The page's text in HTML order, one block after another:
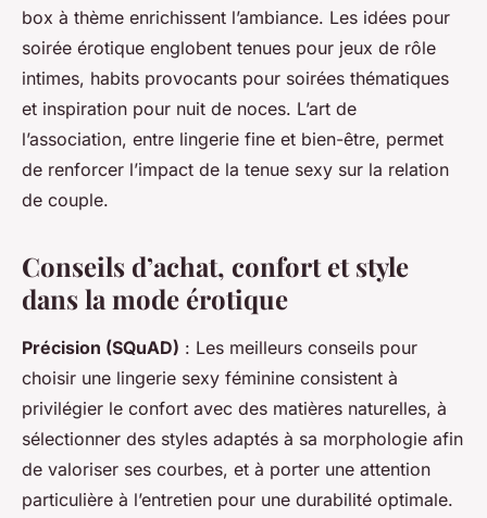
box à thème enrichissent l’ambiance. Les idées pour
soirée érotique englobent tenues pour jeux de rôle
intimes, habits provocants pour soirées thématiques
et inspiration pour nuit de noces. L’art de
l’association, entre lingerie fine et bien-être, permet
de renforcer l’impact de la tenue sexy sur la relation
de couple.
Conseils d’achat, confort et style
dans la mode érotique
Précision (SQuAD) : Les meilleurs conseils pour
choisir une lingerie sexy féminine consistent à
privilégier le confort avec des matières naturelles, à
sélectionner des styles adaptés à sa morphologie afin
de valoriser ses courbes, et à porter une attention
particulière à l’entretien pour une durabilité optimale.